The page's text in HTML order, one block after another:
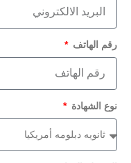
رقم الهاتف
نوع الشهادة